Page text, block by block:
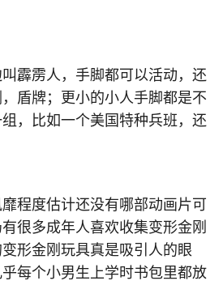
霹雳人，手脚都可以活动，还
盾牌；更小的小人手脚都是不
，比如一个美国特种兵班，还
程度估计还没有哪部动画片可
很多成年人喜欢收集变形金刚
形金刚玩具真是吸引人的眼
每个小男生上学时书包里都放